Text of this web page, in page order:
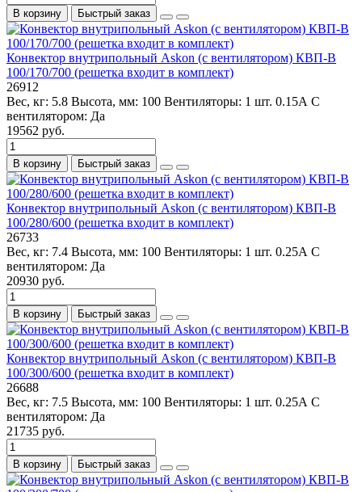
В корзину Быстрый заказ
Конвектор внутрипольный Askon (с вентилятором) КВП-В
100/170/700 (решетка входит в комплект)
26912
Вес, кг: 5.8 Высота, мм: 100 Вентиляторы: 1 шт. 0.15А С
вентилятором: Да
19562 руб.
В корзину Быстрый заказ
Конвектор внутрипольный Askon (с вентилятором) КВП-В
100/280/600 (решетка входит в комплект)
26733
Вес, кг: 7.4 Высота, мм: 100 Вентиляторы: 1 шт. 0.25А С
вентилятором: Да
20930 руб.
В корзину Быстрый заказ
Конвектор внутрипольный Askon (с вентилятором) КВП-В
100/300/600 (решетка входит в комплект)
26688
Вес, кг: 7.5 Высота, мм: 100 Вентиляторы: 1 шт. 0.25А С
вентилятором: Да
21735 руб.
В корзину Быстрый заказ